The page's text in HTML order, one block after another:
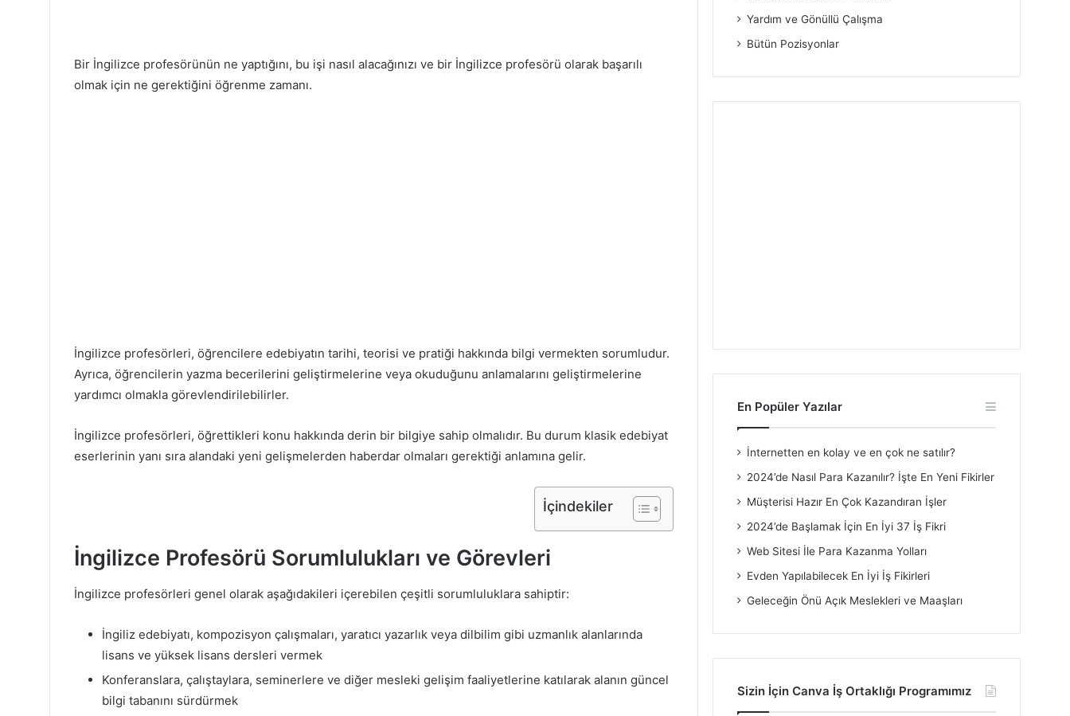
Bir İngilizce profesörünün ne yaptığını, bu işi nasıl alacağınızı ve bir İngilizce profesörü olarak başarılı
olmak için ne gerektiğini öğrenme zamanı.
İngilizce profesörleri, öğrencilere edebiyatın tarihi, teorisi ve pratiği hakkında bilgi vermekten sorumludur.
Ayrıca, öğrencilerin yazma becerilerini geliştirmelerine veya okuduğunu anlamalarını geliştirmelerine
yardımcı olmakla görevlendirilebilirler.
İngilizce profesörleri, öğrettikleri konu hakkında derin bir bilgiye sahip olmalıdır. Bu durum klasik edebiyat
eserlerinin yanı sıra alandaki yeni gelişmelerden haberdar olmaları gerektiği anlamına gelir.
İçindekiler
İngilizce Profesörü Sorumlulukları ve Görevleri
İngilizce profesörleri genel olarak aşağıdakileri içerebilen çeşitli sorumluluklara sahiptir:
İngiliz edebiyatı, kompozisyon çalışmaları, yaratıcı yazarlık veya dilbilim gibi uzmanlık alanlarında
lisans ve yüksek lisans dersleri vermek
Konferanslara, çalıştaylara, seminerlere ve diğer mesleki gelişim faaliyetlerine katılarak alanın güncel
bilgi tabanını sürdürmek
Yardım ve Gönüllü Çalışma
Bütün Pozisyonlar
En Popüler Yazılar
İnternetten en kolay ve en çok ne satılır?
2024’de Nasıl Para Kazanılır? İşte En Yeni Fikirler
Müşterisi Hazır En Çok Kazandıran İşler
2024’de Başlamak İçin En İyi 37 İş Fikri
Web Sitesi İle Para Kazanma Yolları
Evden Yapılabilecek En İyi İş Fikirleri
Geleceğin Önü Açık Meslekleri ve Maaşları
Sizin İçin Canva İş Ortaklığı Programımız